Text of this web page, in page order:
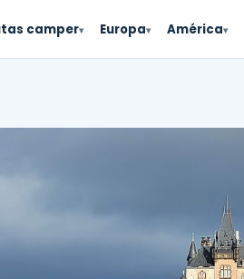
camper▾ Europa▾ América▾